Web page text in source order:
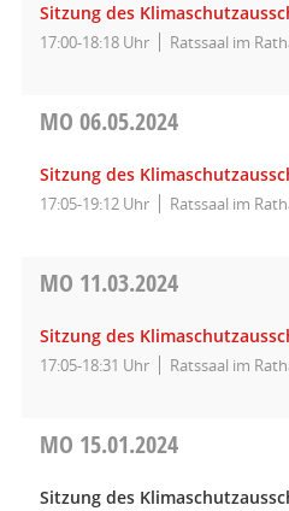
Sitzung des
17:00-18:18 Uhr Ratssaal im
MO 06.05.2024
Sitzung des
17:05-19:12 Uhr Ratssaal im
MO 11.03.2024
Sitzung des
17:05-18:31 Uhr Ratssaal im
MO 15.01.2024
Sitzung des